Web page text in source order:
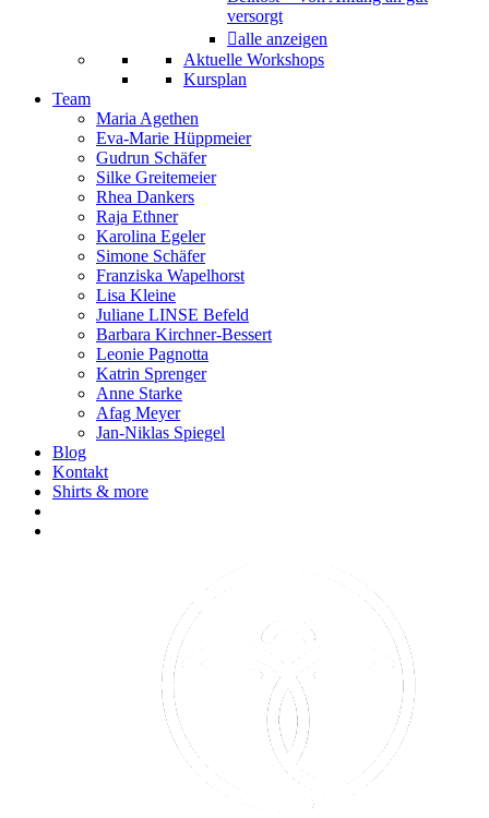
versorgt
alle anzeigen
Aktuelle Workshops
Kursplan
Team
Maria Agethen
Eva-Marie Hüppmeier
Gudrun Schäfer
Silke Greitemeier
Rhea Dankers
Raja Ethner
Karolina Egeler
Simone Schäfer
Franziska Wapelhorst
Lisa Kleine
Juliane LINSE Befeld
Barbara Kirchner-Bessert
Leonie Pagnotta
Katrin Sprenger
Anne Starke
Afag Meyer
Jan-Niklas Spiegel
Blog
Kontakt
Shirts & more